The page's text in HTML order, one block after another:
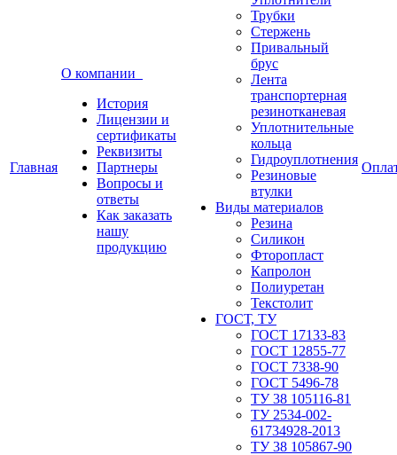
Главная
О компании
История
Лицензии и
сертификаты
Реквизиты
Партнеры
Вопросы и
ответы
Как заказать
нашу
продукцию
Трубки
Стержень
Привальный
брус
Лента
транспортерная
резинотканевая
Уплотнительные
кольца
Гидроуплотнения
Резиновые
втулки
Виды материалов
Резина
Силикон
Фторопласт
Капролон
Полиуретан
Текстолит
ГОСТ, ТУ
ГОСТ 17133-83
ГОСТ 12855-77
ГОСТ 7338-90
ГОСТ 5496-78
ТУ 38 105116-81
ТУ 2534-002-
61734928-2013
ТУ 38 105867-90